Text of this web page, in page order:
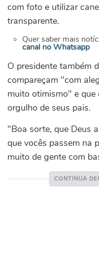
com foto e utilizar
transparente.
Quer saber mais
canal no Whatsapp
O presidente também
compareçam "com
muito otimismo" e que
orgulho de seus pais.
"Boa sorte, que Deus
que vocês passem na
muito de gente com